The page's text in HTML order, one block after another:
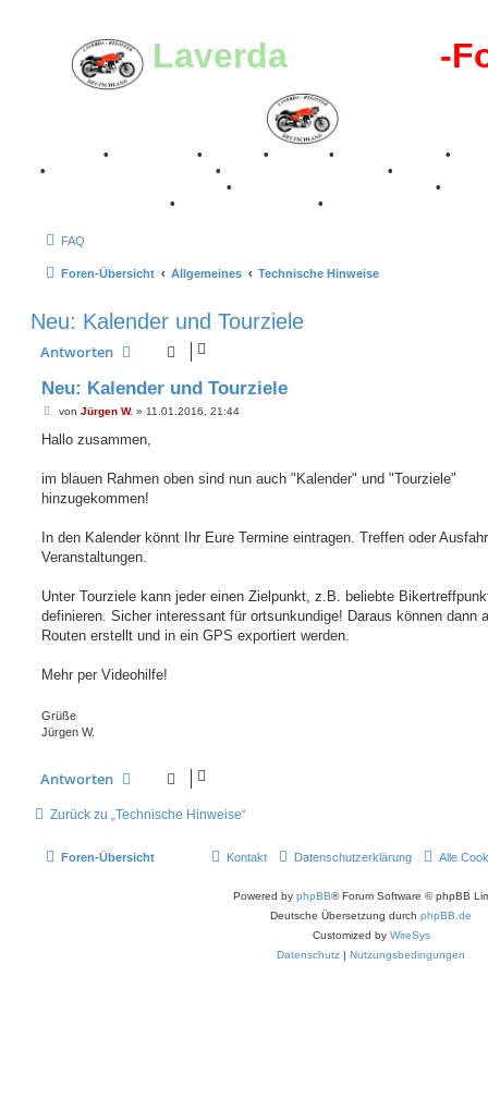
Laverda-Register -
• • • • •
•
•
•
•
•
• •
FAQ
Foren-Übersicht Allgemeines Technische Hinweise
Neu: Kalender und Tourziele
Antworten
Neu: Kalender und Tourziele
B
i
a
von Jürgen W.» 11.01.2016, 21:44
Hallo zusammen,
im blauen Rahmen oben sind nun auch "Kalender" und "Tourziele"
hinzugekommen!
In den Kalender könnt Ihr Eure Termine eintragen. Treffen oder
Veranstaltungen.
Unter Tourziele kann jeder einen Zielpunkt, z.B. beliebte
definieren. Sicher interessant für ortsunkundige! Daraus können dann
Routen erstellt und in ein GPS exportiert werden.
Mehr per Videohilfe!
Grüße
Jürgen W.
Antworten
Zurück zu „Technische Hinweise“
Foren-Übersicht Alle
Datenschutzerklärung
Kontakt
Powered by phpBB® Forum Software © phpBB
Deutsche Übersetzung durch phpBB.de
Customized by WireSys
Datenschutz | Nutzungsbedingungen